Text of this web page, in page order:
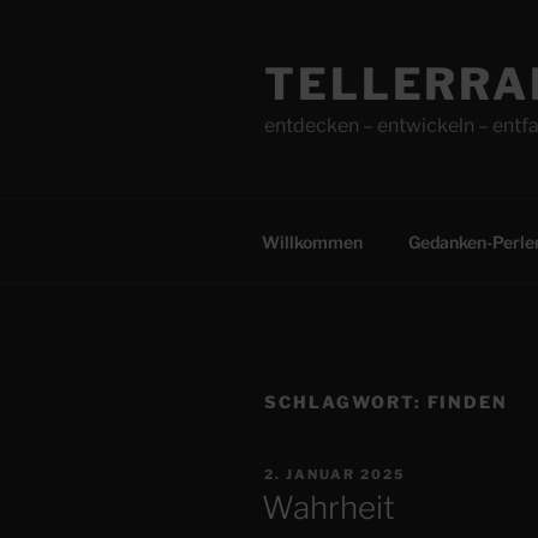
entdecken – entwickeln –
Willkommen Gedanken-
SCHLAGWORT: FINDEN
VERÖFFENTLICHT
2. JANUAR 2025
Wahrheit